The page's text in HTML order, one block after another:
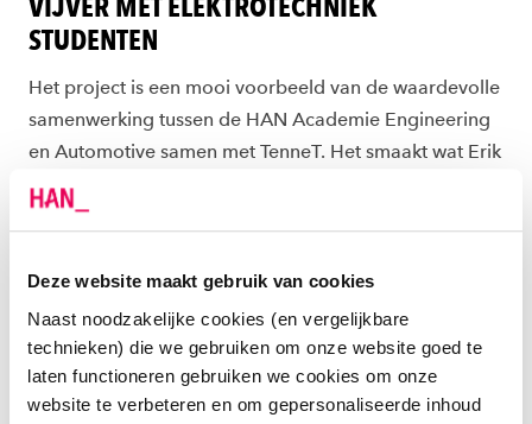
Deze website maakt gebruik van cookies
Naast noodzakelijke cookies (en vergelijkbare
technieken) die we gebruiken om onze website goed te
laten functioneren gebruiken we cookies om onze
website te verbeteren en om gepersonaliseerde inhoud
STUDENTEN
Het project is een mooi voorbeeld van de waardevolle
samenwerking tussen de HAN Academie Engineering
en Automotive samen met TenneT. Het smaakt wat Erik
Schenkel betreft naar meer. "We vissen als TenneT
natuurlijk flink uit de vijver met Elektrotechniek
aan hun opleiding. Er liggen hier heel veel interessante
onderzoeken klaar voor stagiairs én afstudeerders.
Overigens niet alleen op het gebied van
elektrotechniek. Ook studenten Civiele Techniek,
Informatica en Telecommunicatie zijn meer dan